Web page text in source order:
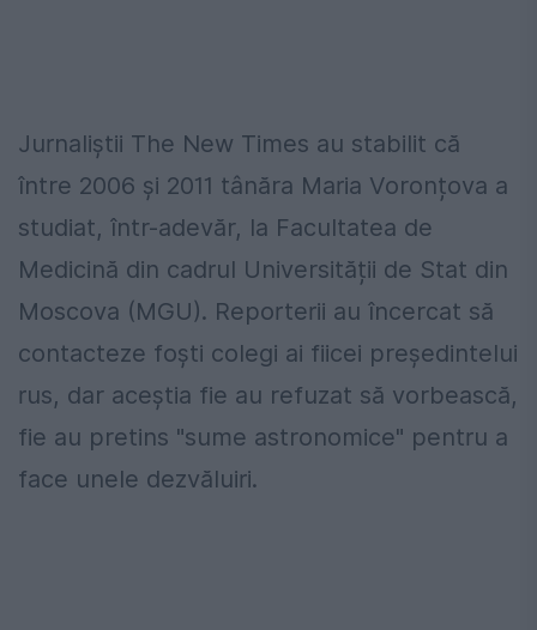
Jurnaliștii The New Times au stabilit că
între 2006 și 2011 tânăra Maria Voronțova a
studiat, într-adevăr, la Facultatea de
Medicină din cadrul Universității de Stat din
Moscova (MGU). Reporterii au încercat să
contacteze foști colegi ai fiicei președintelui
rus, dar aceștia fie au refuzat să vorbească,
fie au pretins "sume astronomice" pentru a
face unele dezvăluiri.